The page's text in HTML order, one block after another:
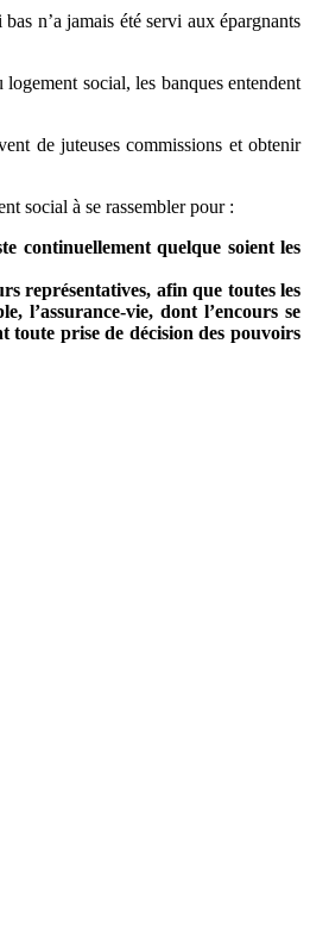
n’a jamais été servi aux épargnants
social, les banques entendent
de juteuses commissions et obtenir
social à se rassembler pour :
continuellement quelque soient les
représentatives, afin que toutes les
l’assurance-vie, dont l’encours se
toute prise de décision des pouvoirs